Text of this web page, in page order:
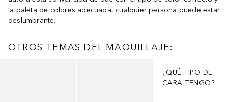
la paleta de colores adecuada, cualquier persona puede estar
deslumbrante.
OTROS TEMAS DEL MAQUILLAJE:
¿QUÉ TIPO DE
CARA TENGO?